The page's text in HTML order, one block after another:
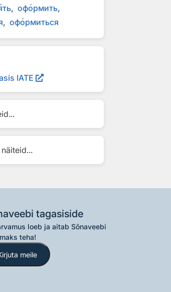
ть оформить
оформиться
IATE
tagasiside
loeb ja aitab Sõnaveebi
teha!
meile